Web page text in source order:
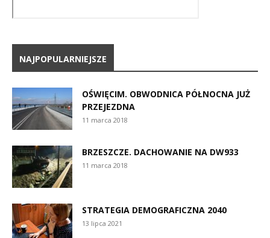
NAJPOPULARNIEJSZE
OŚWIĘCIM. OBWODNICA PÓŁNOCNA JUŻ
PRZEJEZDNA
11 marca 2018
BRZESZCZE. DACHOWANIE NA DW933
11 marca 2018
STRATEGIA DEMOGRAFICZNA 2040
13 lipca 2021